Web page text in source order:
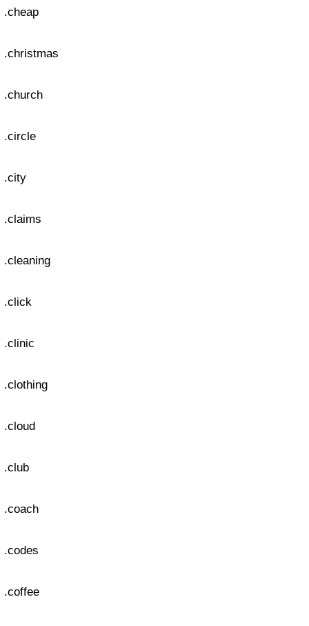
.cheap
.christmas
.church
.circle
.city
.claims
.cleaning
.click
.clinic
.clothing
.cloud
.club
.coach
.codes
.coffee